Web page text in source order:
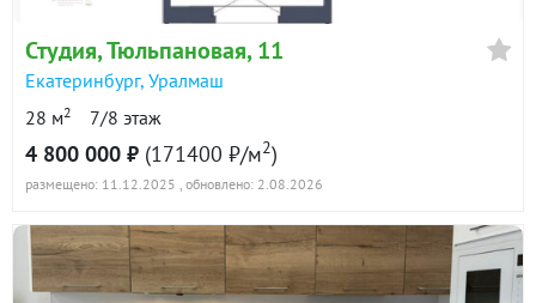
Студия, Тюльпановая, 11
Екатеринбург, Уралмаш
28 м2 7/8 этаж
4 800 000 ₽ (171400 ₽/м2)
размещено: 11.12.2025 , обновлено: 2.08.2026